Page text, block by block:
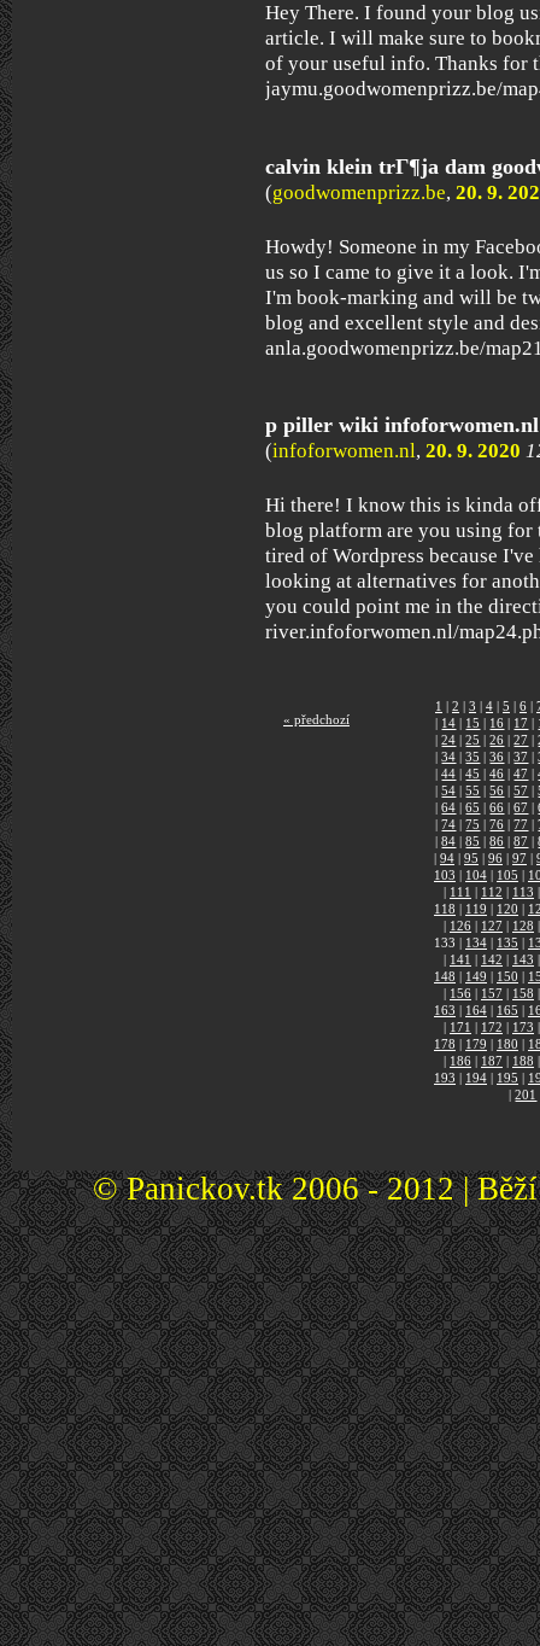
Hey There. I found your blog
article. I will make sure to
of your useful info. Thanks for
jaymu.goodwomenprizz.be/
calvin klein trГ¶ja dam
(goodwomenprizz.be, 20. 9.
Howdy! Someone in my
us so I came to give it a look.
I'm book-marking and will be
blog and excellent style and
anla.goodwomenprizz.be/
p piller wiki infoforwomen.nl
(infoforwomen.nl, 20. 9. 2020
Hi there! I know this is kinda
blog platform are you using for
tired of Wordpress because
looking at alternatives for
you could point me in the
river.infoforwomen.nl/
« předchozí
1 | 2 | 3 | 4 | 5 | 6 |
| 14 | 15 | 16 | 17 |
| 24 | 25 | 26 | 27 |
| 34 | 35 | 36 | 37 |
| 44 | 45 | 46 | 47 |
| 54 | 55 | 56 | 57 |
| 64 | 65 | 66 | 67 |
| 74 | 75 | 76 | 77 |
| 84 | 85 | 86 | 87 |
| 94 | 95 | 96 | 97 |
103 | 104 | 105 |
| 111 | 112 | 113 |
118 | 119 | 120 |
| 126 | 127 | 128 |
133 | 134 | 135 |
| 141 | 142 | 143 |
148 | 149 | 150 |
| 156 | 157 | 158 |
163 | 164 | 165 |
| 171 | 172 | 173 |
178 | 179 | 180 |
| 186 | 187 | 188 |
193 | 194 | 195 |
| 201
© Panickov.tk 2006 - 2012 |